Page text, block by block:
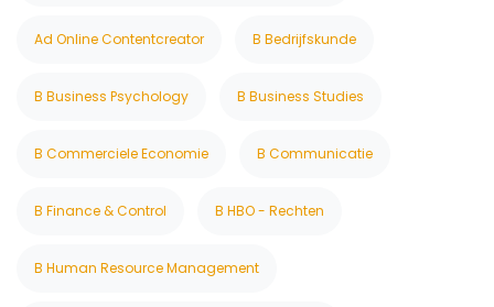
Ad Online Contentcreator B Bedrijfskunde
B Business Psychology B Business Studies
B Commerciele Economie B Communicatie
B Finance & Control B HBO - Rechten
B Human Resource Management